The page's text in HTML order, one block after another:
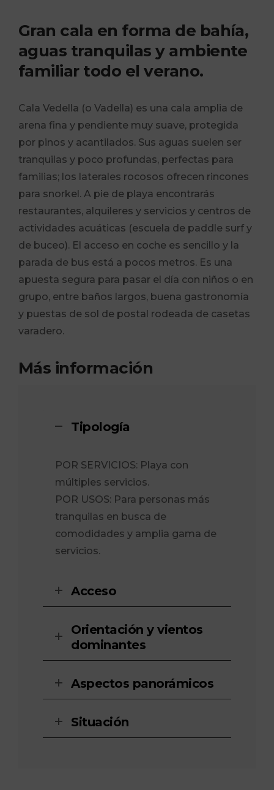
Gran cala en forma de bahía,
aguas tranquilas y ambiente
familiar todo el verano.
Cala Vedella (o Vadella) es una cala amplia de
arena fina y pendiente muy suave, protegida
por pinos y acantilados. Sus aguas suelen ser
tranquilas y poco profundas, perfectas para
familias; los laterales rocosos ofrecen rincones
para snorkel. A pie de playa encontrarás
restaurantes, alquileres y servicios y centros de
actividades acuáticas (escuela de paddle surf y
de buceo). El acceso en coche es sencillo y la
parada de bus está a pocos metros. Es una
apuesta segura para pasar el día con niños o en
grupo, entre baños largos, buena gastronomía
y puestas de sol de postal rodeada de casetas
varadero.
Más información
Tipología
POR SERVICIOS: Playa con
múltiples servicios.
POR USOS: Para personas más
tranquilas en busca de
comodidades y amplia gama de
servicios.
Acceso
Orientación y vientos
dominantes
Aspectos panorámicos
Situación